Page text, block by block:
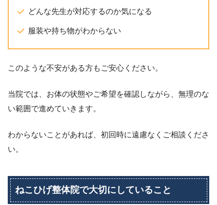
どんな先生が対応するのか気になる
服装や持ち物がわからない
このような不安がある方もご安心ください。
当院では、お体の状態やご希望を確認しながら、無理のな
い範囲で進めていきます。
わからないことがあれば、初回時に遠慮なくご相談くださ
い。
ねこひげ整体院で大切にしていること